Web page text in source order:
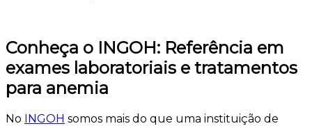
Conheça o INGOH: Referência em
exames laboratoriais e tratamentos
para anemia
No INGOH somos mais do que uma instituição de